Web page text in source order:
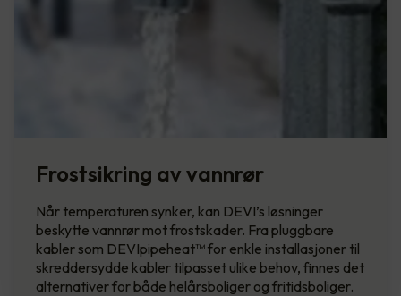
Frostsikring av vannrør
Når temperaturen synker, kan DEVI’s løsninger
beskytte vannrør mot frostskader. Fra pluggbare
kabler som DEVIpipeheat™ for enkle installasjoner til
skreddersydde kabler tilpasset ulike behov, finnes det
alternativer for både helårsboliger og fritidsboliger.